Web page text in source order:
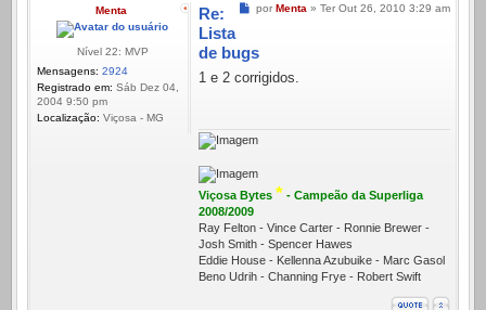
Menta
Nível 22: MVP
Mensagens: 2924
Registrado em: Sáb Dez 04,
2004 9:50 pm
Localização: Viçosa - MG
Mensagem
por Menta » Ter Out 26, 2010 3:29 am
Re:
Lista
de bugs
1 e 2 corrigidos.
Viçosa Bytes * - Campeão da Superliga
2008/2009
Ray Felton - Vince Carter - Ronnie Brewer -
Josh Smith - Spencer Hawes
Eddie House - Kellenna Azubuike - Marc Gasol
Beno Udrih - Channing Frye - Robert Swift